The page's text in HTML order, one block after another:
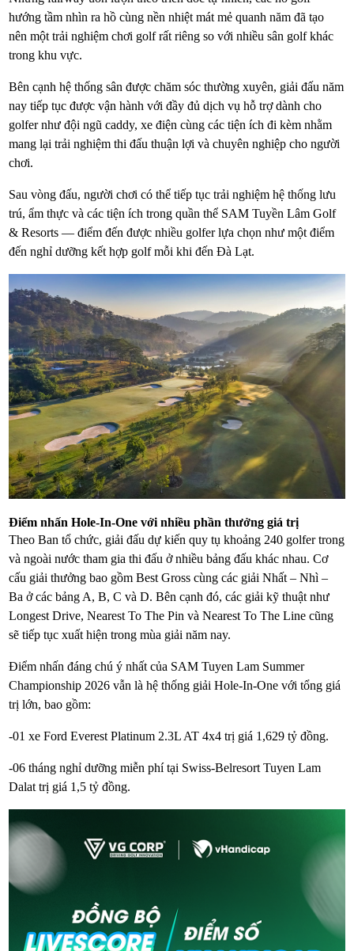
hướng tầm nhìn ra hồ cùng nền nhiệt mát mẻ quanh năm đã tạo
nên một trải nghiệm chơi golf rất riêng so với nhiều sân golf khác
trong khu vực.
Bên cạnh hệ thống sân được chăm sóc thường xuyên, giải đấu năm
nay tiếp tục được vận hành với đầy đủ dịch vụ hỗ trợ dành cho
golfer như đội ngũ caddy, xe điện cùng các tiện ích đi kèm nhằm
mang lại trải nghiệm thi đấu thuận lợi và chuyên nghiệp cho người
chơi.
Sau vòng đấu, người chơi có thể tiếp tục trải nghiệm hệ thống lưu
trú, ẩm thực và các tiện ích trong quần thể SAM Tuyền Lâm Golf
& Resorts — điểm đến được nhiều golfer lựa chọn như một điểm
đến nghỉ dưỡng kết hợp golf mỗi khi đến Đà Lạt.
Điểm nhấn Hole-In-One với nhiều phần thưởng giá trị
Theo Ban tổ chức, giải đấu dự kiến quy tụ khoảng 240 golfer trong
và ngoài nước tham gia thi đấu ở nhiều bảng đấu khác nhau. Cơ
cấu giải thưởng bao gồm Best Gross cùng các giải Nhất – Nhì –
Ba ở các bảng A, B, C và D. Bên cạnh đó, các giải kỹ thuật như
Longest Drive, Nearest To The Pin và Nearest To The Line cũng
sẽ tiếp tục xuất hiện trong mùa giải năm nay.
Điểm nhấn đáng chú ý nhất của SAM Tuyen Lam Summer
Championship 2026 vẫn là hệ thống giải Hole-In-One với tổng giá
trị lớn, bao gồm:
-01 xe Ford Everest Platinum 2.3L AT 4x4 trị giá 1,629 tỷ đồng.
-06 tháng nghỉ dưỡng miễn phí tại Swiss-Belresort Tuyen Lam
Dalat trị giá 1,5 tỷ đồng.